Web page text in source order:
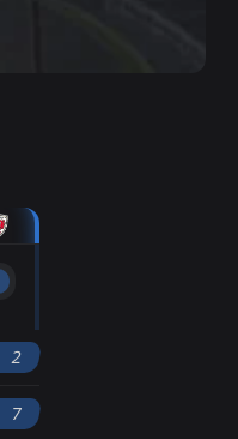
2
7